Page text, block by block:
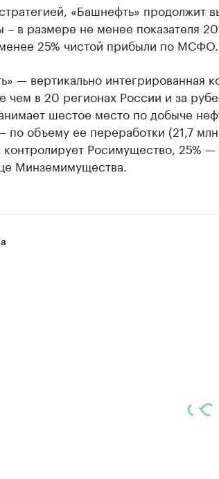
«Башнефть» продолжит
в размере не менее показателя
25% чистой прибыли по МСФО.
— вертикально интегрированная
чем в 20 регионах России и за
шестое место по добыче
по объему ее переработки (21,7
контролирует Росимущество, 25%
Минземимущества.